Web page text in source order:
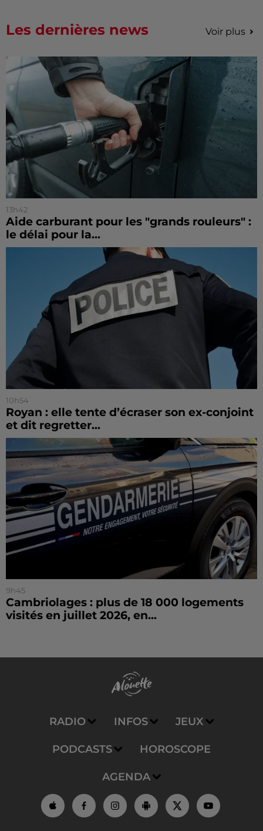
Les dernières news Voir plus
13h42
Aide carburant pour les "grands rouleurs" :
le délai pour la...
10h54
Royan : elle tente d’écraser son ex-conjoint
et dit regretter...
9h45
Cambriolages : plus de 18 000 logements
visités en juillet 2026, en...
RADIO INFOS JEUX
PODCASTS HOROSCOPE
AGENDA